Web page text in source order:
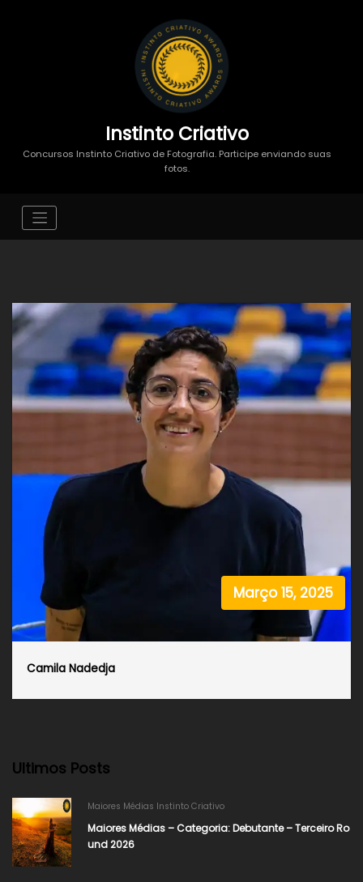
Instinto Criativo
Concursos Instinto Criativo de Fotografia. Participe enviando suas
fotos.
Março 15, 2025
Camila Nadedja
Ultimos Posts
Maiores Médias Instinto Criativo
Maiores Médias – Categoria: Debutante – Terceiro Ro
und 2026